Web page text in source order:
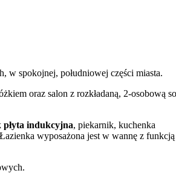
w spokojnej, południowej części miasta.
oraz salon z rozkładaną, 2-osobową
płyta indukcyjna, piekarnik, kuchenka
wyposażona jest w wannę z funkcją